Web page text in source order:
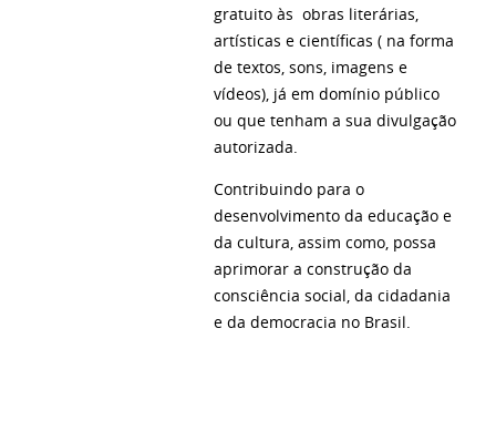
gratuito às obras literárias,
artísticas e científicas ( na forma
de textos, sons, imagens e
vídeos), já em domínio público
ou que tenham a sua divulgação
autorizada.
Contribuindo para o
desenvolvimento da educação e
da cultura, assim como, possa
aprimorar a construção da
consciência social, da cidadania
e da democracia no Brasil.